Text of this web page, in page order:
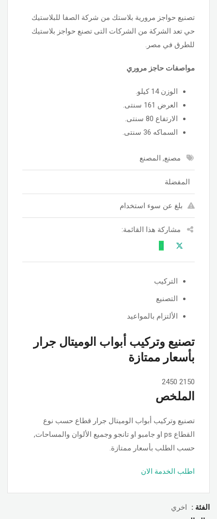
تصنيع حواجز مرورية بلاستك من شركة الصفا للبلاستيك
حي تعد الشركة من الشركات التى تصنع حواجز بلاستيك
للطرق في مصر.
مواصفات حاجز مروري
الوزن 14 كيلو.
العرض 161 سنتى.
الارتفاع 80 سنتى.
السماكه 36 سنتى.
مصنع, المصنع
المفضلة
بلغ عن سوء استخدام
مشاركة هذا القائمة:
التركيب
التصنيع
الألتزام بالمواعيد
تصنيع وتركيب أبواب الوميتال جرار
بأسعار ممتازة
2150
2450
الملخص
تصنيع وتركيب أبواب الوميتال جرار قطاع حسب نوع
القطاع ps او جامبو او تانجو وجميع الألوان والمساحات,
حسب الطلب بأسعار ممتازة.
اطلب الخدمة الان
الفئة :
اخري